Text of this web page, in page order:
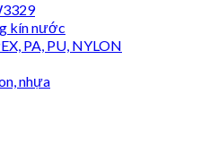
kín nước
PA, PU, NYLON
nhựa